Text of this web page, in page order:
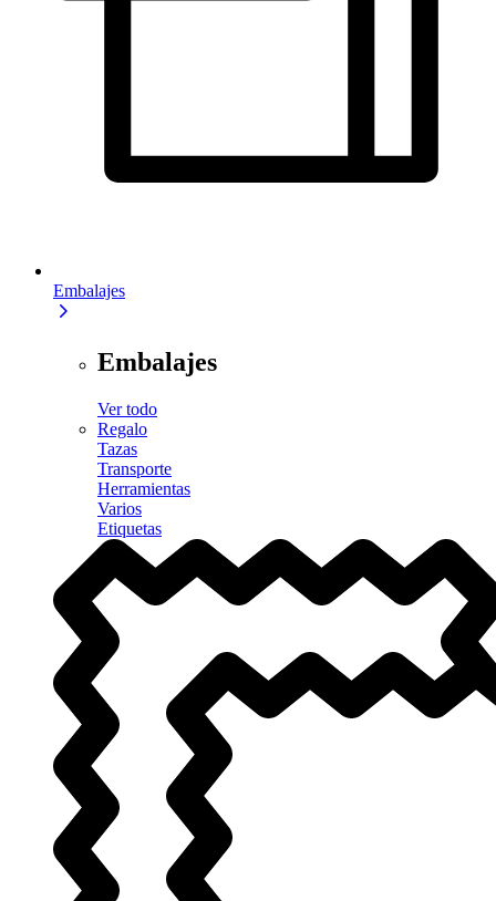
Embalajes
Embalajes
Ver todo
Regalo
Tazas
Transporte
Herramientas
Varios
Etiquetas